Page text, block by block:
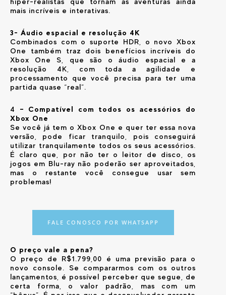
mais incríveis e interativas.
3- Áudio espacial e resolução 4K
Combinados com o suporte HDR, o novo Xbox
One também traz dois benefícios incríveis do
Xbox One S, que são o áudio espacial e a
resolução 4K, com toda a agilidade e
processamento que você precisa para ter uma
partida quase “real”.
4
– Compatível com todos os acessórios do
Xbox One
Se você já tem o Xbox One e quer ter essa nova
versão, pode ficar tranquilo, pois conseguirá
utilizar tranquilamente todos os seus acessórios.
É claro que, por não ter o leitor de disco, os
jogos em Blu-ray não poderão ser aproveitados,
mas o restante você consegue usar sem
problemas!
FALE CONOSCO POR WHATSAPP
O preço vale a pena?
O preço de R$1.799,00 é uma previsão para o
novo console. Se compararmos com os outros
lançamentos, é possível perceber que segue, de
certa forma, o valor padrão, mas com um